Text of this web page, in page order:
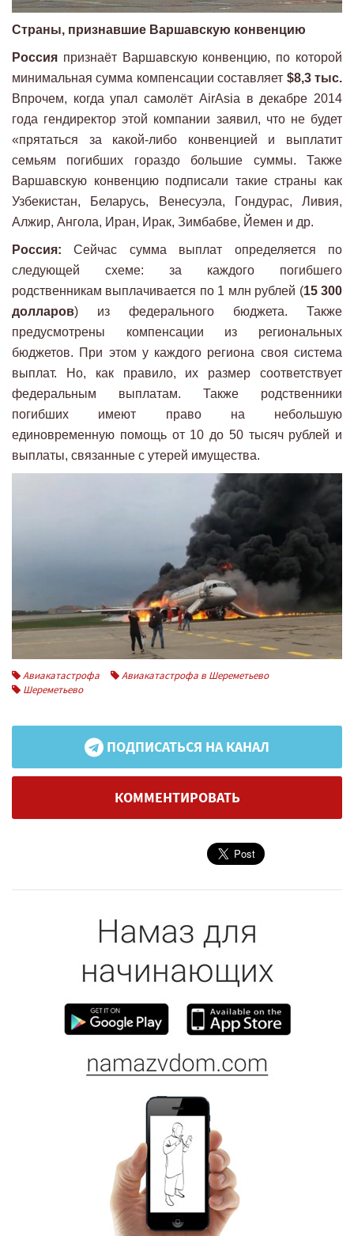
Страны, признавшие Варшавскую конвенцию
Россия признаёт Варшавскую конвенцию, по которой
минимальная сумма компенсации составляет $8,3 тыс.
Впрочем, когда упал самолёт AirAsia в декабре 2014
года гендиректор этой компании заявил, что не будет
«прятаться за какой-либо конвенцией и выплатит
семьям погибших гораздо большие суммы. Также
Варшавскую конвенцию подписали такие страны как
Узбекистан, Беларусь, Венесуэла, Гондурас, Ливия,
Алжир, Ангола, Иран, Ирак, Зимбабве, Йемен и др.
Россия: Сейчас сумма выплат определяется по
следующей схеме: за каждого погибшего
родственникам выплачивается по 1 млн рублей (15 300
долларов) из федерального бюджета. Также
предусмотрены компенсации из региональных
бюджетов. При этом у каждого региона своя система
выплат. Но, как правило, их размер соответствует
федеральным выплатам. Также родственники
погибших имеют право на небольшую
единовременную помощь от 10 до 50 тысяч рублей и
выплаты, связанные с утерей имущества.
Авиакатастрофа
Авиакатастрофа в Шереметьево
Шереметьево
ПОДПИСАТЬСЯ НА КАНАЛ
КОММЕНТИРОВАТЬ